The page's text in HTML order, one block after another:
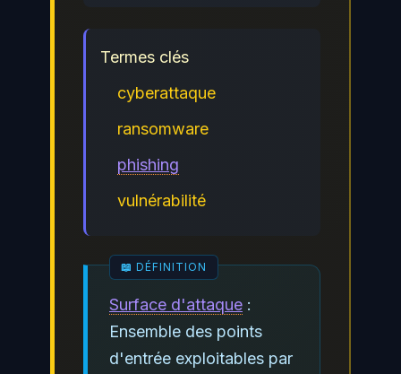
Termes clés
cyberattaque
ransomware
phishing
vulnérabilité
Surface d'attaque :
Ensemble des points
d'entrée exploitables par